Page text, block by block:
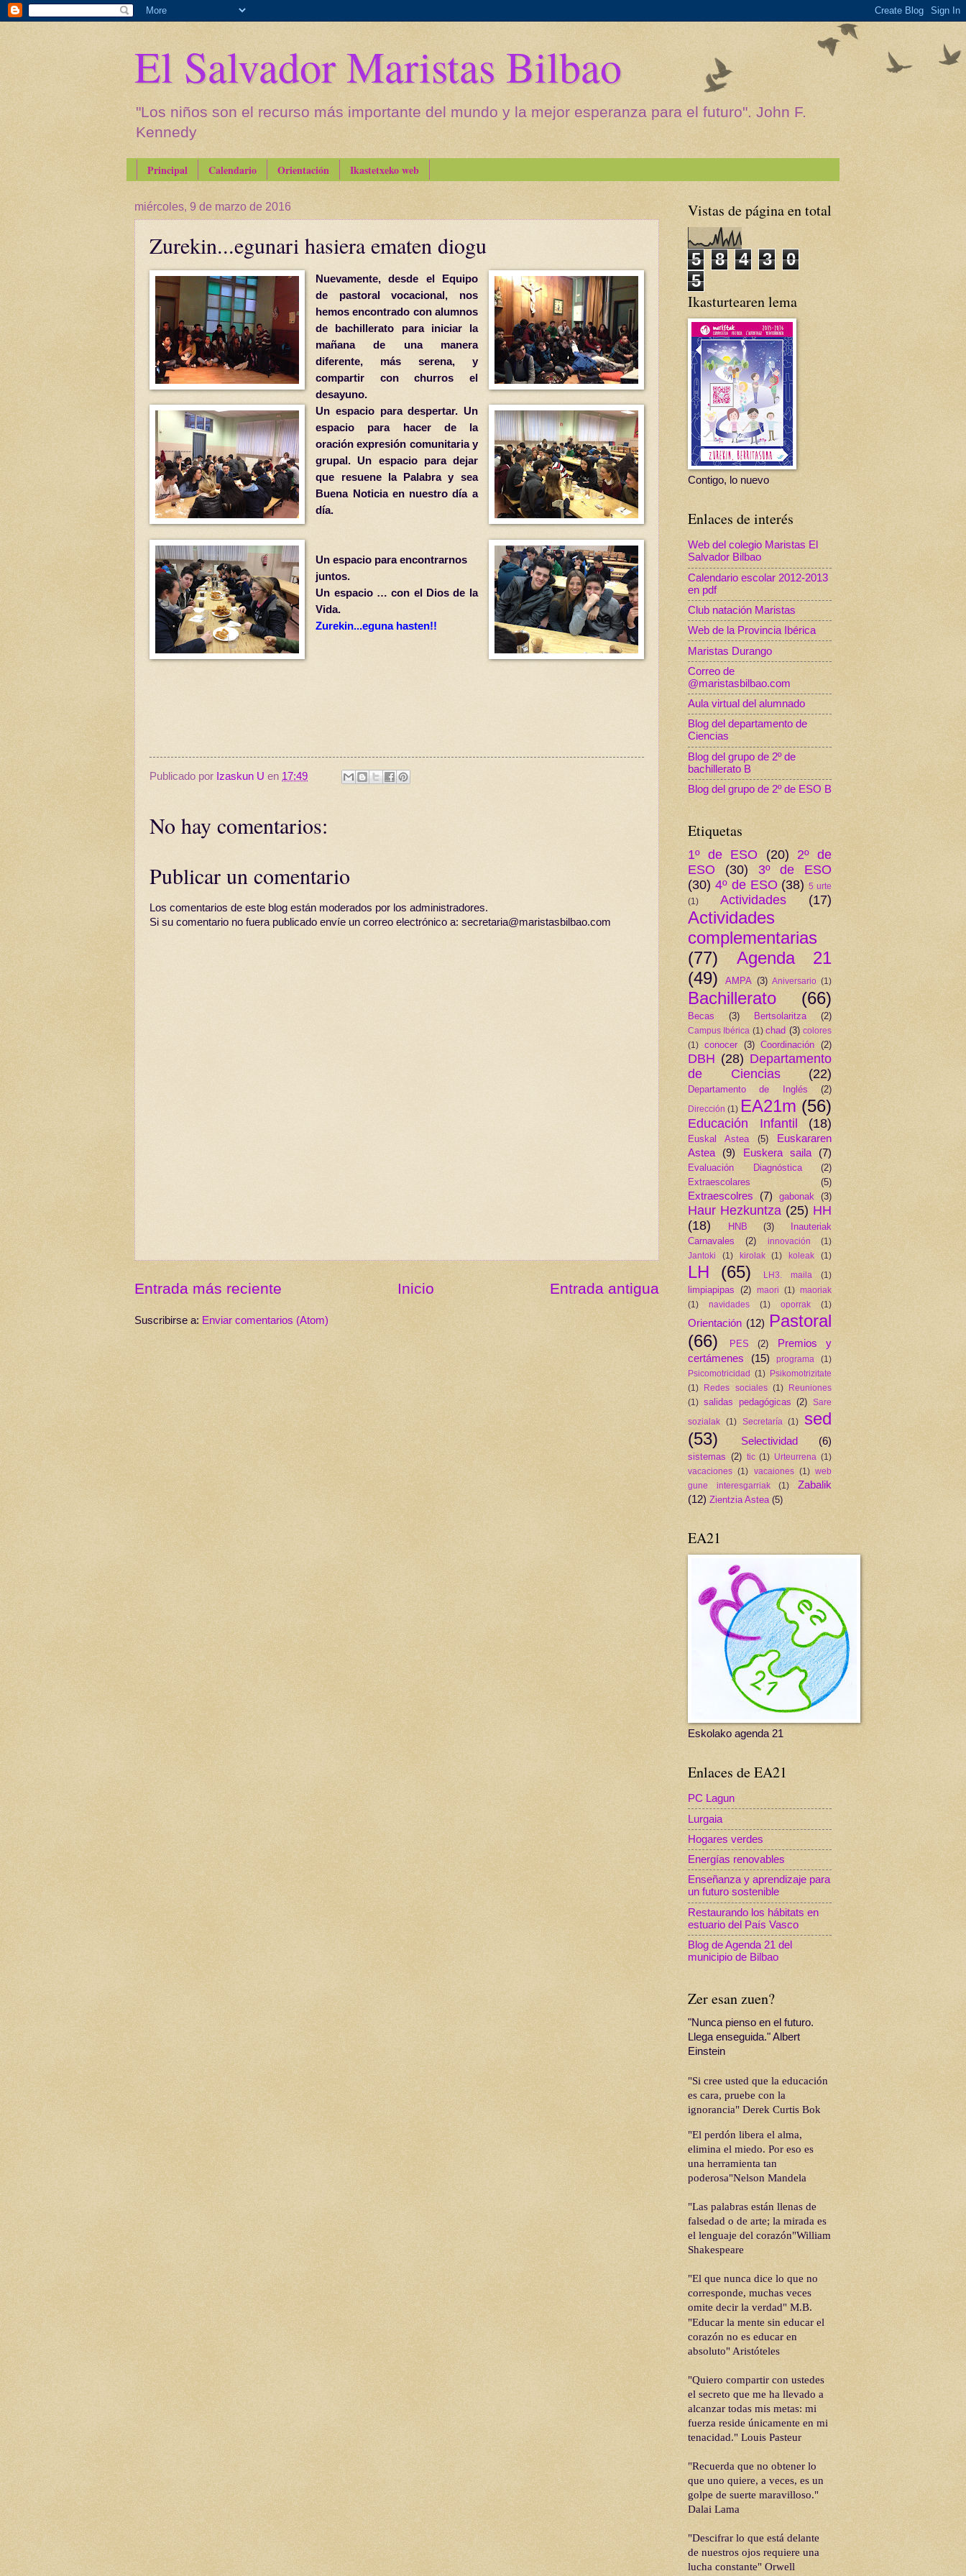
El Salvador Maristas Bilbao
"Los niños son el recurso más importante del mundo y la mejor esperanza para el futuro". John F.
Kennedy
Principal Calendario Orientación Ikastetxeko web
miércoles, 9 de marzo de 2016
Zurekin...egunari hasiera ematen diogu
Nuevamente, desde el Equipo
de pastoral vocacional, nos
hemos encontrado con alumnos
de bachillerato para iniciar la
mañana de una manera
diferente, más serena, y
compartir con churros el
desayuno.
Un espacio para despertar. Un
espacio para hacer de la
oración expresión comunitaria y
grupal. Un espacio para dejar
que resuene la Palabra y sea
Buena Noticia en nuestro día a
día.
Un espacio para encontrarnos
juntos.
Un espacio … con el Dios de la
Vida.
Zurekin...eguna hasten!!
Publicado por Izaskun U en 17:49
No hay comentarios:
Publicar un comentario
Los comentarios de este blog están moderados por los administradores.
Si su comentario no fuera publicado envíe un correo electrónico a: secretaria@maristasbilbao.com
Entrada más reciente Entrada antigua
Inicio
Suscribirse a: Enviar comentarios (Atom)
Vistas de página en total
5 8 4 3
0
5
Ikasturtearen lema
Contigo, lo nuevo
Enlaces de interés
Web del colegio Maristas El
Salvador Bilbao
Calendario escolar 2012-2013
en pdf
Club natación Maristas
Web de la Provincia Ibérica
Maristas Durango
Correo de
@maristasbilbao.com
Aula virtual del alumnado
Blog del departamento de
Ciencias
Blog del grupo de 2º de
bachillerato B
Blog del grupo de 2º de ESO B
Etiquetas
1º de ESO (20) 2º de
ESO
(30)
3º de ESO
(30) 4º de ESO (38) 5 urte
(1)
Actividades (17)
Actividades
complementarias
(77)
Agenda 21
(49)
AMPA (3) Aniversario (1)
Bachillerato (66)
Becas (3) Bertsolaritza (2)
Campus Ibérica (1) chad (3) colores
(1)
conocer (3) Coordinación (2)
DBH (28) Departamento
de Ciencias
(22)
Departamento de Inglés (2)
Dirección (1) EA21m (56)
Educación Infantil (18)
Euskal Astea (5)
Euskararen
Astea
(9) Euskera saila (7)
Evaluación Diagnóstica
(2)
Extraescolares
(5)
Extraescolres (7) gabonak (3)
Haur Hezkuntza (25) HH
(18)
HNB (3)
Inauteriak
Carnavales
(2) innovación
(1)
Jantoki
(1) kirolak (1) koleak (1)
LH (65) LH3. maila (1)
limpiapipas (2) maori (1) maoriak
(1)
navidades (1) oporrak (1)
Orientación (12)
Pastoral
(66)
PES (2)
Premios y
certámenes
(15) programa
(1)
Psicomotricidad
(1)
Psikomotrizitate
(1)
Redes sociales (1)
Reuniones
(1) salidas pedagógicas (2) Sare
sozialak (1) Secretaría (1)
sed
(53)
Selectividad (6)
sistemas (2) tic (1) Urteurrena (1)
vacaciones (1) vacaiones (1) web
gune interesgarriak
(1)
Zabalik
(12) Zientzia Astea (5)
EA21
Eskolako agenda 21
Enlaces de EA21
PC Lagun
Lurgaia
Hogares verdes
Energías renovables
Enseñanza y aprendizaje para
un futuro sostenible
Restaurando los hábitats en
estuario del País Vasco
Blog de Agenda 21 del
municipio de Bilbao
Zer esan zuen?
"Nunca pienso en el futuro.
Llega enseguida." Albert
Einstein
"Si cree usted que la educación
es cara, pruebe con la
ignorancia" Derek Curtis Bok
"El perdón libera el alma,
elimina el miedo. Por eso es
una herramienta tan
poderosa"Nelson Mandela
"Las palabras están llenas de
falsedad o de arte; la mirada es
el lenguaje del corazón"William
Shakespeare
"El que nunca dice lo que no
corresponde, muchas veces
omite decir la verdad" M.B.
"Educar la mente sin educar el
corazón no es educar en
absoluto" Aristóteles
"Quiero compartir con ustedes
el secreto que me ha llevado a
alcanzar todas mis metas: mi
fuerza reside únicamente en mi
tenacidad." Louis Pasteur
"Recuerda que no obtener lo
que uno quiere, a veces, es un
golpe de suerte maravilloso."
Dalai Lama
"Descifrar lo que está delante
de nuestros ojos requiere una
lucha constante" Orwell